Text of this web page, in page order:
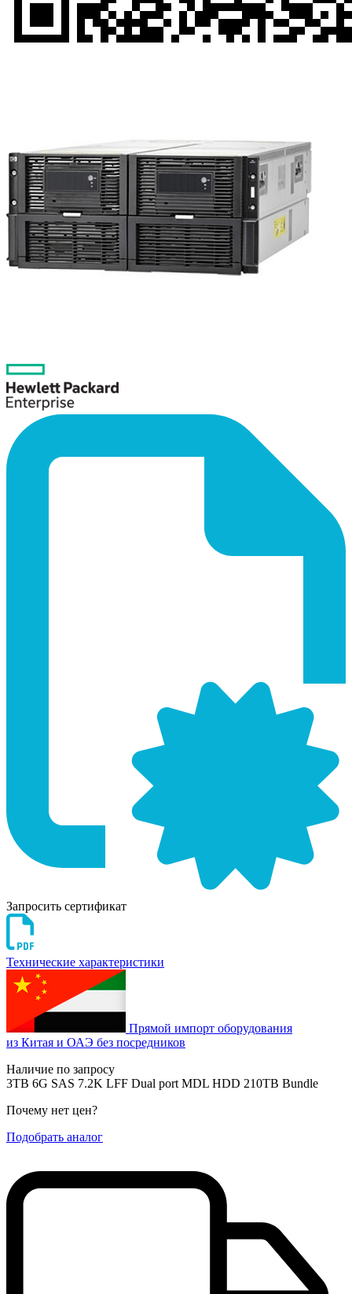
Запросить сертификат
Технические характеристики
Прямой импорт оборудования
из Китая и ОАЭ без посредников
Наличие по запросу
3TB 6G SAS 7.2K LFF Dual port MDL HDD 210TB Bundle
Почему нет цен?
Подобрать аналог